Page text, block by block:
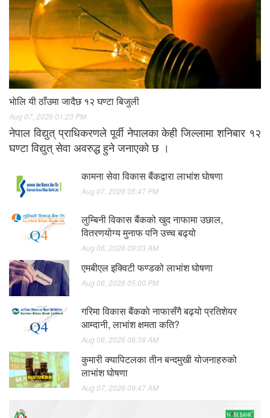
भाेलि यी ठाँउमा जादैछ १२ घण्टा बिजुली
Aug 07, 2026 01:23 PM
नेपाल विद्युत् प्राधिकरणले पूर्वी नेपालका केही जिल्लामा शनिबार १२
घण्टा विद्युत् सेवा अवरुद्ध हुने जनाएको छ ।
कामना सेवा विकास बैंकद्वारा लाभांश घाेषणा
Aug 07, 2026 05:47 PM
लुम्बिनी विकास बैंकको खुद नाफामा उछाल,
वितरणयोग्य मुनाफ पनि उच्च बढ्यो
Aug 06, 2026 09:03 AM
एमबीएल इक्विटी फण्डको लाभांश घोषणा
Aug 06, 2026 05:00 PM
गरिमा विकास बैंककाे नाफासँगै बढ्यो प्रतिशेयर
आम्दानी, लाभांश क्षमता कति?
Aug 06, 2026 08:38 AM
कुमारी क्यापिटलका तीन बन्दमुखी योजनाहरुको
लाभांश घोषणा
Aug 07, 2026 09:47 AM